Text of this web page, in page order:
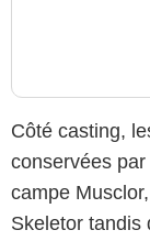
Côté casting,
conservées par
campe Musclor,
Skeletor tandis